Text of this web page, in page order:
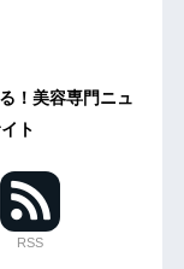
！美容専門ニュ
ト
RSS